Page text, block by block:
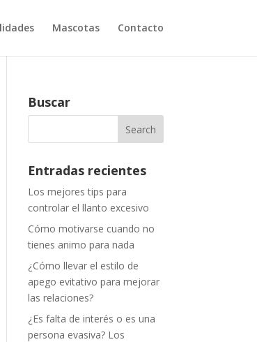
Mascotas Contacto
Buscar
Entradas recientes
Los mejores tips para
controlar el llanto excesivo
Cómo motivarse cuando no
tienes animo para nada
¿Cómo llevar el estilo de
apego evitativo para mejorar
las relaciones?
¿Es falta de interés o es una
persona evasiva? Los